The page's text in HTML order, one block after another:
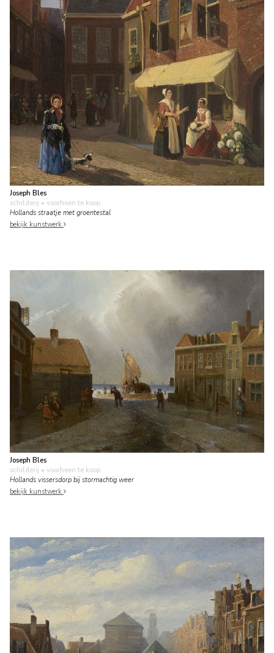
Joseph Bles
schilderij • voorheen te koop
Hollands straatje met groentestal
bekijk kunstwerk
Joseph Bles
schilderij • voorheen te koop
Hollands vissersdorp bij stormachtig weer
bekijk kunstwerk